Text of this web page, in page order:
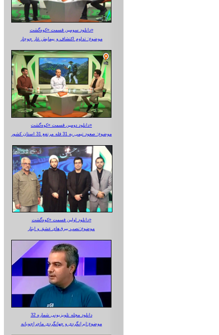
دانلود سومین قسمت «کوه‌گشت»
موضوع: تداوم اکتشاف و پیمایش غار جوجار
دانلود دومین قسمت «کوه‌گشت»
موضوع: صعود تیمی به 31 قله مرتفع 31 استان کشور
دانلود اولین قسمت «کوه‌گشت»
موضوع:نصب بیرق‌های عشق و ایثار
دانلود مجله تلویزیونی شماره 32
موضوع:ایرانگردی و جهانگردی ماجراجویانه